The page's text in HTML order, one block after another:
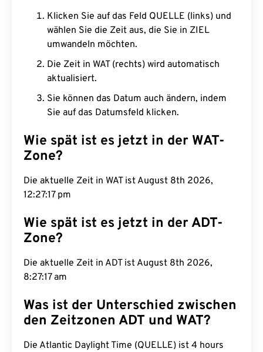
Klicken Sie auf das Feld QUELLE (links) und
wählen Sie die Zeit aus, die Sie in ZIEL
umwandeln möchten.
Die Zeit in WAT (rechts) wird automatisch
aktualisiert.
Sie können das Datum auch ändern, indem
Sie auf das Datumsfeld klicken.
Wie spät ist es jetzt in der WAT-
Zone?
Die aktuelle Zeit in WAT ist August 8th 2026,
12:27:18 pm
Wie spät ist es jetzt in der ADT-
Zone?
Die aktuelle Zeit in ADT ist August 8th 2026,
8:27:18 am
Was ist der Unterschied zwischen
den Zeitzonen ADT und WAT?
Die Atlantic Daylight Time (QUELLE) ist 4 hours